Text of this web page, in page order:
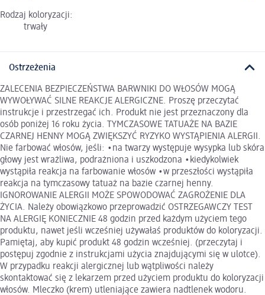
Rodzaj koloryzacji:
trwały
Ostrzeżenia
ZALECENIA BEZPIECZEŃSTWA BARWNIKI DO WŁOSÓW MOGĄ
WYWOŁYWAĆ SILNE REAKCJE ALERGICZNE. Proszę przeczytać
instrukcje i przestrzegać ich. Produkt nie jest przeznaczony dla
osób poniżej 16 roku życia. TYMCZASOWE TATUAŻE NA BAZIE
CZARNEJ HENNY MOGĄ ZWIĘKSZYĆ RYZYKO WYSTĄPIENIA ALERGII.
Nie farbować włosów, jeśli: •na twarzy występuje wysypka lub skóra
głowy jest wrażliwa, podrażniona i uszkodzona •kiedykolwiek
wystąpiła reakcja na farbowanie włosów •w przeszłości wystąpiła
reakcja na tymczasowy tatuaż na bazie czarnej henny.
IGNOROWANIE ALERGII MOŻE SPOWODOWAĆ ZAGROŻENIE DLA
ŻYCIA. Należy obowiązkowo przeprowadzić OSTRZEGAWCZY TEST
NA ALERGIĘ KONIECZNIE 48 godzin przed każdym użyciem tego
produktu, nawet jeśli wcześniej używałaś produktów do koloryzacji.
Pamiętaj, aby kupić produkt 48 godzin wcześniej. (przeczytaj i
postępuj zgodnie z instrukcjami użycia znajdującymi się w ulotce).
W przypadku reakcji alergicznej lub wątpliwości należy
skontaktować się z lekarzem przed użyciem produktu do koloryzacji
włosów. Mleczko (krem) utleniające zawiera nadtlenek wodoru.